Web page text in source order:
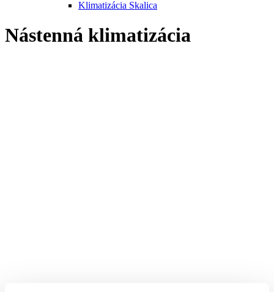
Klimatizácia Skalica
Nástenná klimatizácia